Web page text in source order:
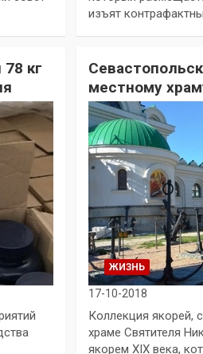
изъят
кг
местному
ЖИЗНЬ
17-10-2018
Коллекция якорей,
храме Святителя
якорем XIX века,